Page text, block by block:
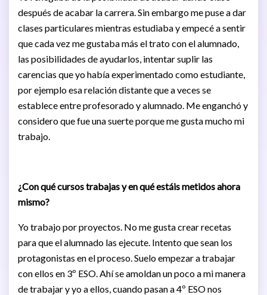
después de acabar la carrera. Sin embargo me puse a dar
clases particulares mientras estudiaba y empecé a sentir
que cada vez me gustaba más el trato con el alumnado,
las posibilidades de ayudarlos, intentar suplir las
carencias que yo había experimentado como estudiante,
por ejemplo esa relación distante que a veces se
establece entre profesorado y alumnado. Me enganchó y
considero que fue una suerte porque me gusta mucho mi
trabajo.
¿Con qué cursos trabajas y en qué estáis metidos ahora
mismo?
Yo trabajo por proyectos. No me gusta crear recetas
para que el alumnado las ejecute. Intento que sean los
protagonistas en el proceso. Suelo empezar a trabajar
con ellos en 3º ESO. Ahí se amoldan un poco a mi manera
de trabajar y yo a ellos, cuando pasan a 4º ESO nos